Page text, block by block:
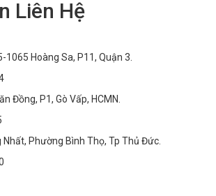
Liên Hệ
1065 Hoàng Sa, P11, Quận 3.
Đồng, P1, Gò Vấp, HCMN.
Nhất, Phường Bình Thọ, Tp Thủ Đức.